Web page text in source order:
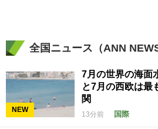
全国ニュース（ANN NEWS
NEW
7月の世界の海
と7月の西欧は
関
13分前 国際